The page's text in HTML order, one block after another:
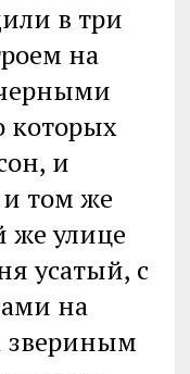
в три
на
и
том же
же улице
усатый, с
на
звериным